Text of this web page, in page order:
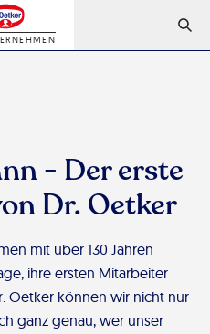
- Der erste
Dr. Oetker
mit über 130 Jahren
ihre ersten Mitarbeiter
Oetker können wir nicht nur
ganz genau, wer unser